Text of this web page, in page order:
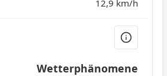
12,9 km/h
Wetterphänomene